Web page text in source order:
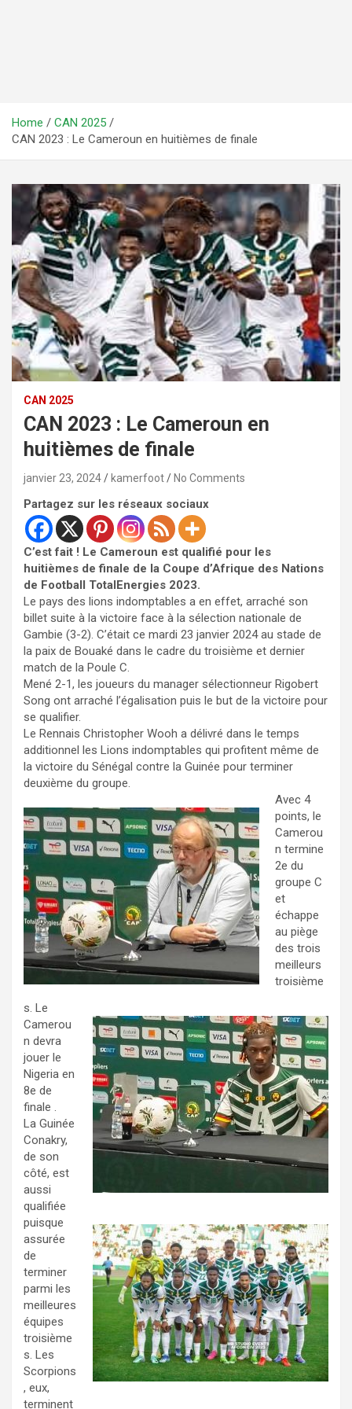
Home
CAN 2025
CAN 2023 : Le Cameroun en huitièmes de finale
CAN 2025
CAN 2023 : Le Cameroun en
huitièmes de finale
janvier 23, 2024 kamerfoot No Comments
Partagez sur les réseaux sociaux
C’est fait ! Le Cameroun est qualifié pour les
huitièmes de finale de la Coupe d’Afrique des Nations
de Football TotalEnergies 2023.
Le pays des lions indomptables a en effet, arraché son
billet suite à la victoire face à la sélection nationale de
Gambie (3-2). C’était ce mardi 23 janvier 2024 au stade de
la paix de Bouaké dans le cadre du troisième et dernier
match de la Poule C.
Mené 2-1, les joueurs du manager sélectionneur Rigobert
Song ont arraché l’égalisation puis le but de la victoire pour
se qualifier.
Le Rennais Christopher Wooh a délivré dans le temps
additionnel les Lions indomptables qui profitent même de
la victoire du Sénégal contre la Guinée pour terminer
deuxième du groupe.
Avec 4
points, le
Camerou
n termine
2e du
groupe C
et
échappe
au piège
des trois
meilleurs
troisième
s. Le
Camerou
n devra
jouer le
Nigeria en
8e de
finale .
La Guinée
Conakry,
de son
côté, est
aussi
qualifiée
puisque
assurée
de
terminer
parmi les
meilleures
équipes
troisième
s. Les
Scorpions
, eux,
terminent